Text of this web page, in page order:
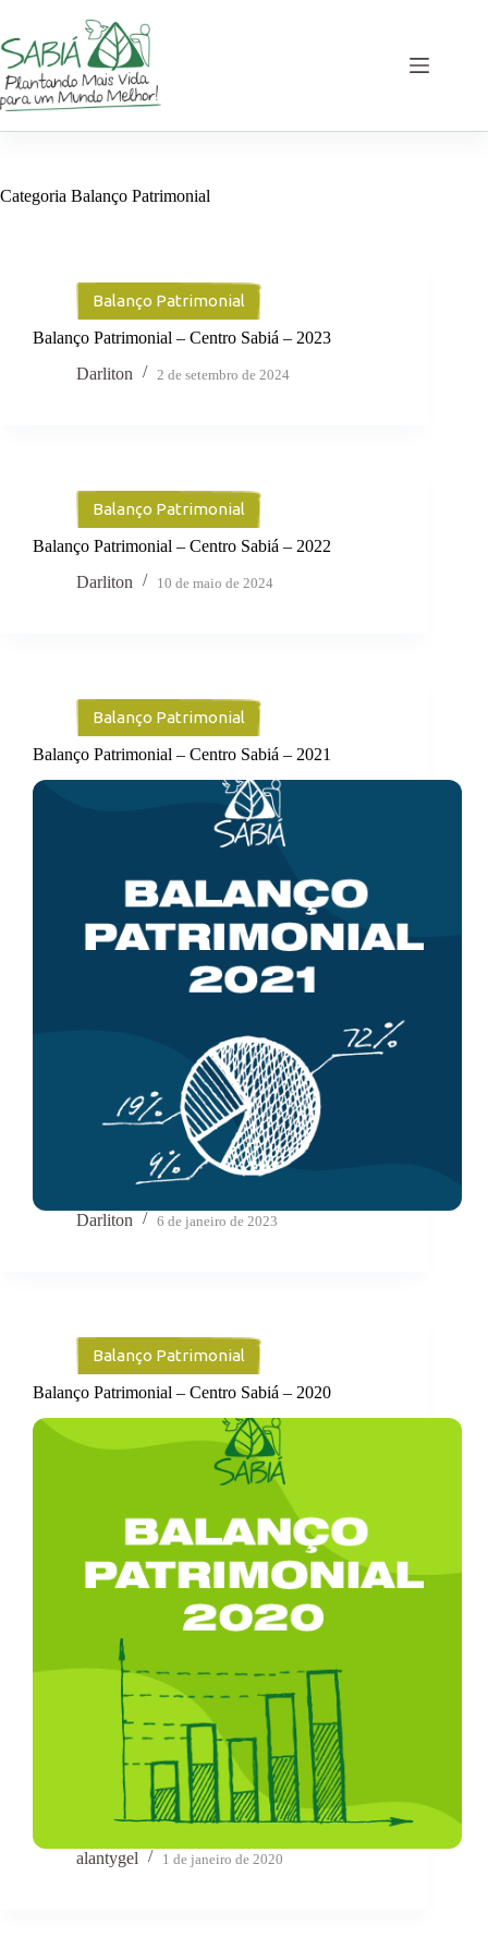
o
conteúdo
Categoria Balanço Patrimonial
Balanço Patrimonial
Balanço Patrimonial – Centro Sabiá – 2023
Darliton
2 de setembro de 2024
Balanço Patrimonial
Balanço Patrimonial – Centro Sabiá – 2022
Darliton
10 de maio de 2024
Balanço Patrimonial
Balanço Patrimonial – Centro Sabiá – 2021
Darliton 6 de janeiro de 2023
Balanço Patrimonial
Balanço Patrimonial – Centro Sabiá – 2020
alantygel 1 de janeiro de 2020